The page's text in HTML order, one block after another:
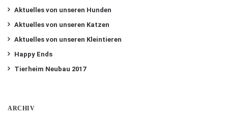
Aktuelles von unseren Hunden
Aktuelles von unseren Katzen
Aktuelles von unseren Kleintieren
Happy Ends
Tierheim Neubau 2017
ARCHIV